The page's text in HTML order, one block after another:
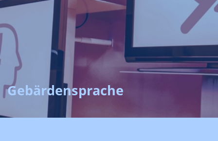
Gebärdensprache